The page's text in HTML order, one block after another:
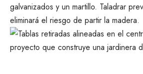
galvanizados y un martillo. Taladrar
eliminará el riesgo de partir la madera.